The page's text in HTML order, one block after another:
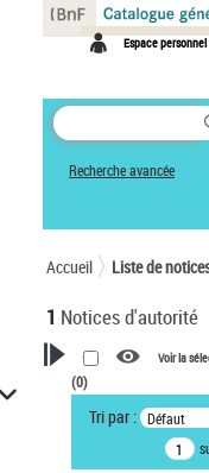
Espace personnel
Recherche avancée
Accueil Liste de
1 Notices d'autorité
VOTRE RECHERCHE
Recherche
notices d’autorité
Voir la
(0)
Tri par : Défaut
Panneau de gestion des cookies